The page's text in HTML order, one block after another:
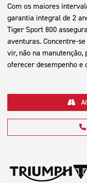
Com os maiores
garantia integral de 2
Tiger Sport 800
aventuras. Concentre-
vir, não na
oferecer desempenho e